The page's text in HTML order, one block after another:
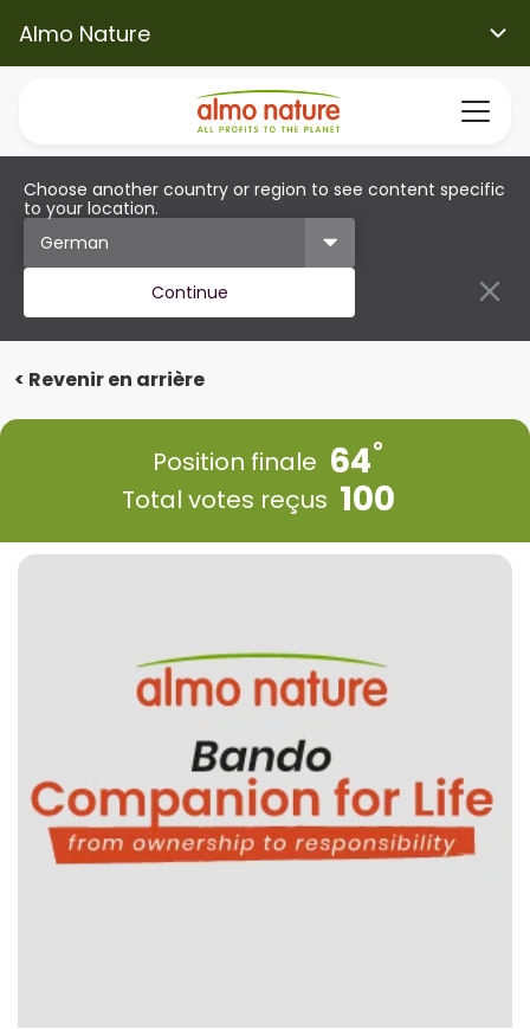
Almo Nature
Choose another country or region to see content specific
to your location.
Continue
< Revenir en arrière
Position finale 64
Total votes reçus 100